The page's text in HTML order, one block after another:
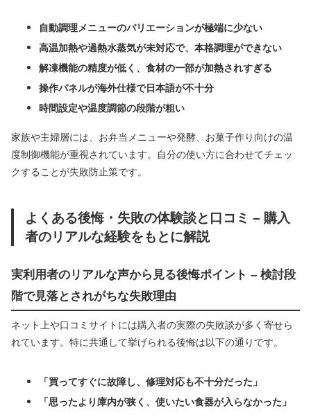
自動調理メニューのバリエーションが極端に少ない
高温加熱や過熱水蒸気が未対応で、本格調理ができない
解凍機能の精度が低く、食材の一部が加熱されすぎる
操作パネルが海外仕様で日本語が不十分
時間設定や温度調節の段階が粗い
家族や主婦層には、お弁当メニューや発酵、お菓子作り向けの温
度制御機能が重視されています。自分の使い方に合わせてチェッ
クすることが失敗防止策です。
よくある後悔・失敗の体験談と口コミ – 購入
者のリアルな経験をもとに解説
実利用者のリアルな声から見る後悔ポイント – 検討段
階で見落とされがちな失敗理由
ネット上や口コミサイトには購入者の実際の失敗談が多く寄せら
れています。特に共通して挙げられる後悔は以下の通りです。
「買ってすぐに故障し、修理対応も不十分だった」
「思ったより庫内が狭く、使いたい食器が入らなかった」